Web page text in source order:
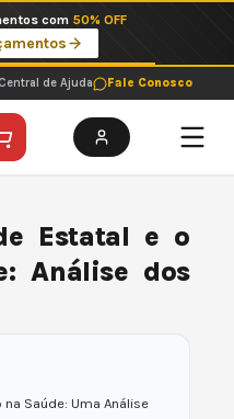
com 50% OFF
Central de Ajuda Fale Conosco
Estatal e o
Análise dos
Saúde: Uma Análise